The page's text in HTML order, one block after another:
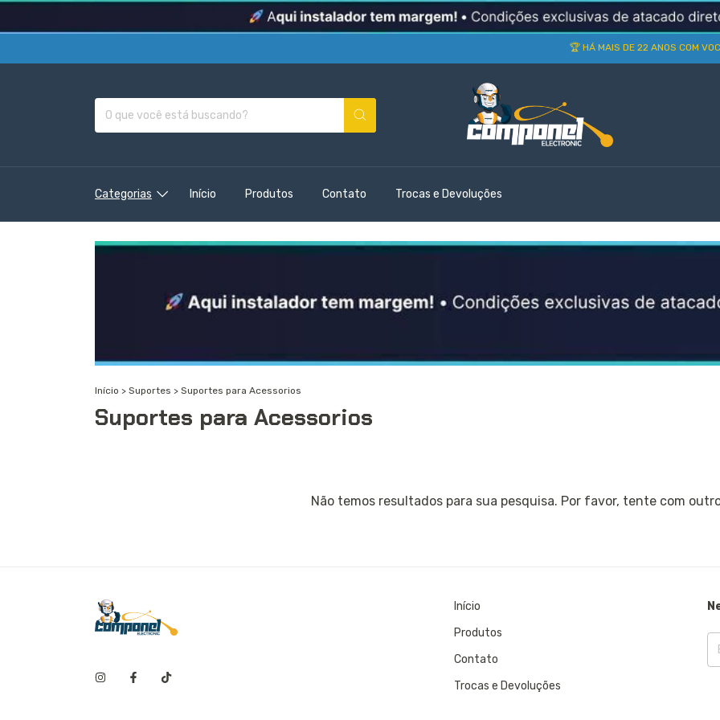
🏆 HÁ MAIS DE 22 ANOS COM
Categorias Início Produtos Contato Trocas e Devoluções
Início > Suportes > Suportes para Acessorios
Suportes para Acessorios
Não temos resultados para sua pesquisa. Por favor, tente com
Início
Produtos
Contato
Trocas e Devoluções